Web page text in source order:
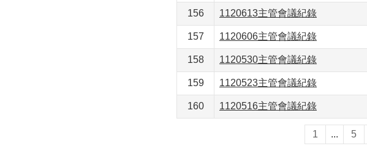
156 1120613主管會議紀錄
157 1120606主管會議紀錄
158 1120530主管會議紀錄
159 1120523主管會議紀錄
160 1120516主管會議紀錄
1 ... 5